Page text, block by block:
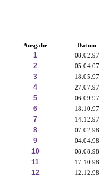
Ausgabe Datum
1 08.02.97
2 05.04.07
3 18.05.97
4 27.07.97
5 06.09.97
6 18.10.97
7 14.12.97
8 07.02.98
9 04.04.98
10 08.08.98
11 17.10.98
12 12.12.98